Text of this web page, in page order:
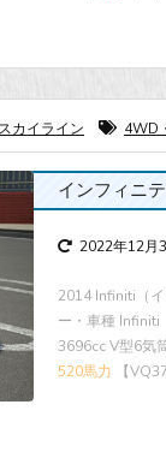
カイライン 4WD
インフィニ
2022年12月
2014 Infiniti（
ー・車種
3696cc V型6気
520馬力 【